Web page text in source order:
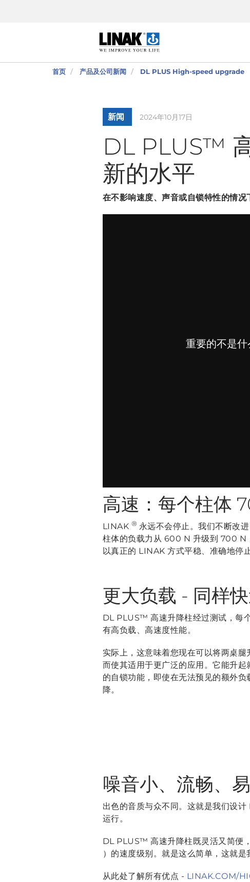
首页 产品及公司新闻 DL PLUS High-speed upgrade
新闻 2024年10月17日
DL PLUS™
新的水平
在不影响速度、声音或自锁特性的情
高速：每个柱体
LINAK ® 永远不会停止。我们不断改
柱体的负载力从 600 N 升级到 700 N
以真正的 LINAK 方式平稳、准确地停止
更大负载 - 同样
DL PLUS™ 高速升降柱经过测试，每
有高负载、高速度性能。
实际上，这意味着您现在可以将两桌
而使其适用于更广泛的应用。它能升
的自锁功能，即使在无法预见的额外
降。
噪音小、流畅、
出色的音质与众不同。这就是我们设
运行。
DL PLUS™ 高速升降柱既灵活又简便
）的速度级别。就是这么简单，这就是
从此处了解所有优点 - LINAK.COM/